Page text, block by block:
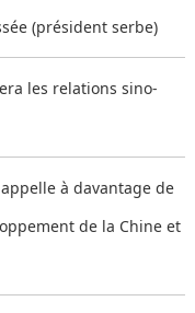
(président serbe)
les relations sino-
à davantage de
de la Chine et